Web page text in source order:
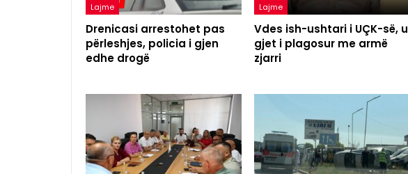
Lajme
Drenicasi arrestohet pas
përleshjes, policia i gjen
edhe drogë
Lajme
Vdes ish-ushtari i UÇK-së, u
gjet i plagosur me armë
zjarri